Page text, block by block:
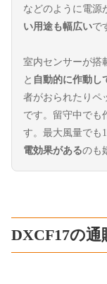
などのように電源
い用途も幅広いで
室内センサーが搭
と 自動的に作動し
者がおられたりペ
です。留守中でも
す。最大風量でも
電効果があるのも
DXCF17の